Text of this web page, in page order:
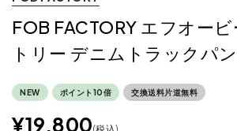
FOB FACTORY エフオー
トリー デニムトラックパ
NEW ポイント10倍 交換送料片道無料
¥19,800 税込